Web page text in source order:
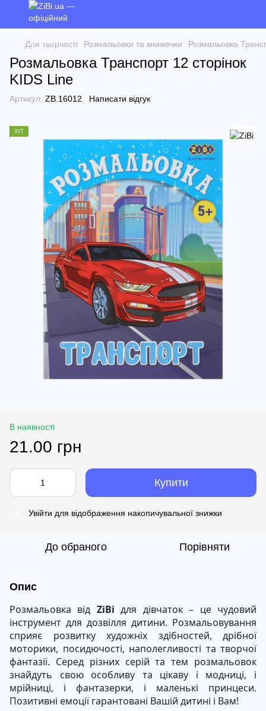
Для творчості Розмальовки та книжечки Розмальовка
Розмальовка Транспорт 12 сторінок
KIDS Line
Артикул: ZB.16012 Написати відгук
ХІТ
В наявності
21.00 грн
Купити
Увійти для відображення накопичувальної знижки
До обраного Порівняти
Опис
Розмальовка від ZiBi для дівчаток – це чудовий
інструмент для дозвілля дитини. Розмальовування
сприяє розвитку художніх здібностей, дрібної
моторики, посидючості, наполегливості та творчої
фантазії. Серед різних серій та тем розмальовок
знайдуть свою особливу та цікаву і модниці, і
мрійниці, і фантазерки, і маленькі принцеси.
Позитивні емоції гарантовані Вашій дитині і Вам!